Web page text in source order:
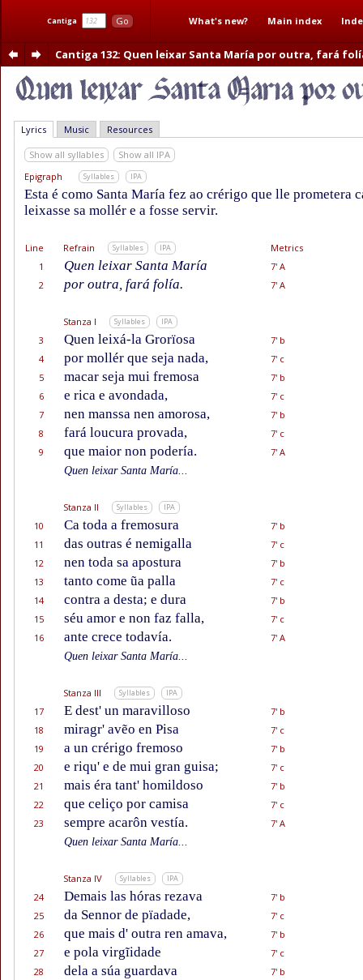
Cantiga Go What's new? Main index
Cantiga 132: Quen leixar Santa María por outra, fará
Lyrics Music Resources
Show all syllables
Show all IPA
Epigraph
Syllables IPA
Esta é como Santa María fez ao crérigo que lle prometera
leixasse sa mollér e a fosse servir.
Line Refrain Syllables IPA
Metrics
1
Quen leixar Santa María
7' A
2
por outra, fará folía. 7' A
Stanza I Syllables IPA
3 Quen leixá-la Grorïosa
7' b
4
por mollér que seja nada,
7' c
5
macar seja mui fremosa
7' b
6
e rica e avondada,
7' c
7
nen manssa nen amorosa,
7' b
8
fará loucura provada,
7' c
9
que maior non podería.
7' A
Quen leixar Santa María...
Stanza II Syllables IPA
10 Ca toda a fremosura
7' b
11
das outras é nemigalla
7' c
12
nen toda sa apostura
7' b
13
tanto come ũa palla
7' c
14
contra a desta; e dura
7' b
15
séu amor e non faz falla,
7' c
16
ante crece todavía.
7' A
Quen leixar Santa María...
Stanza III Syllables IPA
17 E dest' un maravilloso
7' b
18
miragr' avẽo en Pisa
7' c
19
a un crérigo fremoso
7' b
20
e riqu' e de mui gran guisa;
7' c
21
mais éra tant' homildoso
7' b
22
que celiço por camisa
7' c
23
sempre acarôn vestía.
7' A
Quen leixar Santa María...
Stanza IV Syllables IPA
24 Demais las hóras rezava
7' b
25
da Sennor de pïadade,
7' c
26
que mais d' outra ren amava,
7' b
27
e pola virgĩidade
7' c
28
dela a súa guardava
7' b